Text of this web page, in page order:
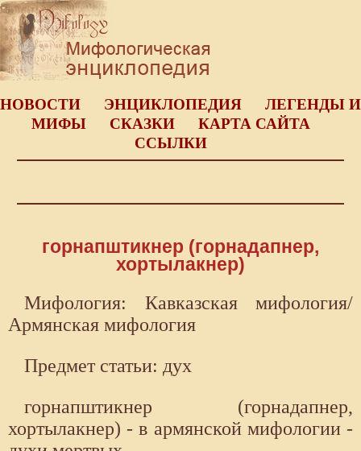
НОВОСТИ ЭНЦИКЛОПЕДИЯ
ЛЕГЕНДЫ И
МИФЫ
СКАЗКИ
КАРТА САЙТА
ССЫЛКИ
горнапштикнер (горнадапнер,
хортылакнер)
Мифология: Кавказская мифология/
Армянская мифология
Предмет статьи: дух
горнапштикнер (горнадапнер,
хортылакнер) - в армянской мифологии -